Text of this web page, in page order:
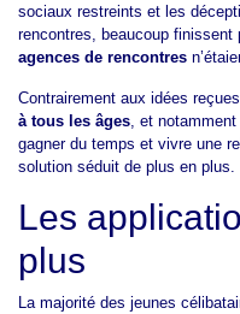
sociaux restreints et les
rencontres, beaucoup
agences de rencontres
Contrairement aux idées
à tous les âges , et
gagner du temps et vivre une
solution séduit de plus en plus.
Les
plus
La majorité des jeunes